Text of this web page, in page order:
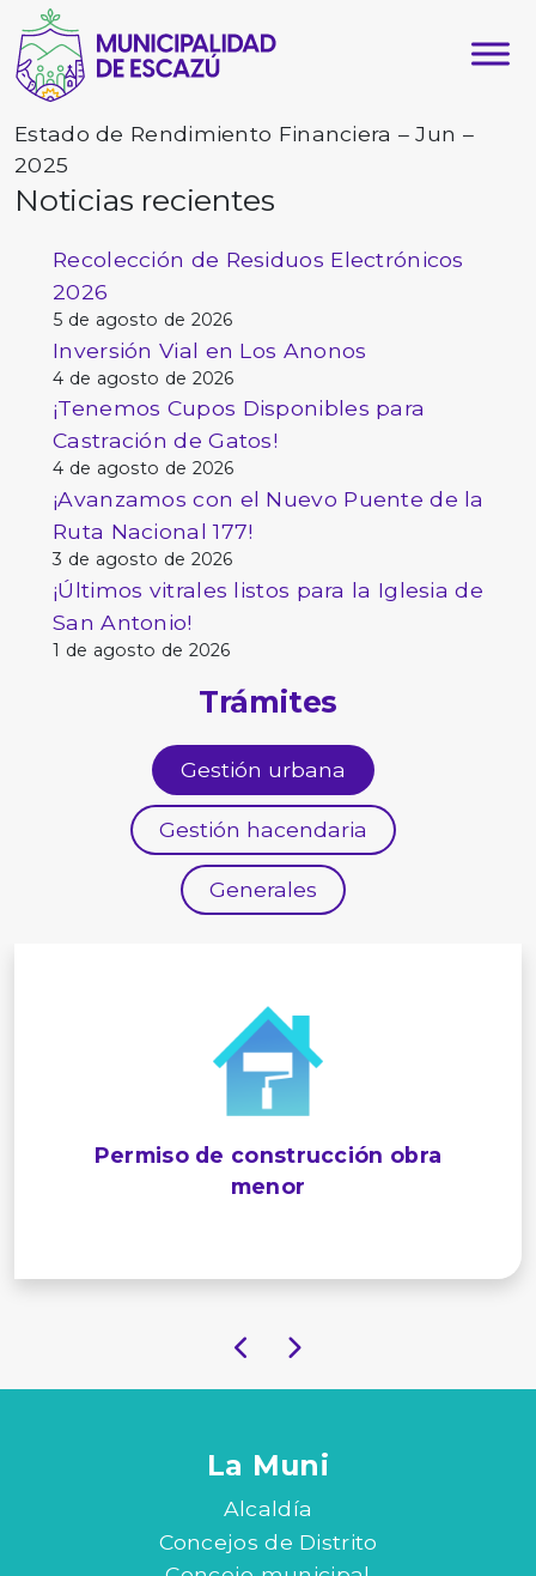
Estado de Rendimiento Financiera – Jun –
2025
Noticias recientes
Recolección de Residuos Electrónicos
2026
5 de agosto de 2026
Inversión Vial en Los Anonos
4 de agosto de 2026
¡Tenemos Cupos Disponibles para
Castración de Gatos!
4 de agosto de 2026
¡Avanzamos con el Nuevo Puente de la
Ruta Nacional 177!
3 de agosto de 2026
¡Últimos vitrales listos para la Iglesia de
San Antonio!
1 de agosto de 2026
Trámites
Gestión urbana
Gestión hacendaria
Generales
Permiso de construcción obra
menor
La Muni
Alcaldía
Concejos de Distrito